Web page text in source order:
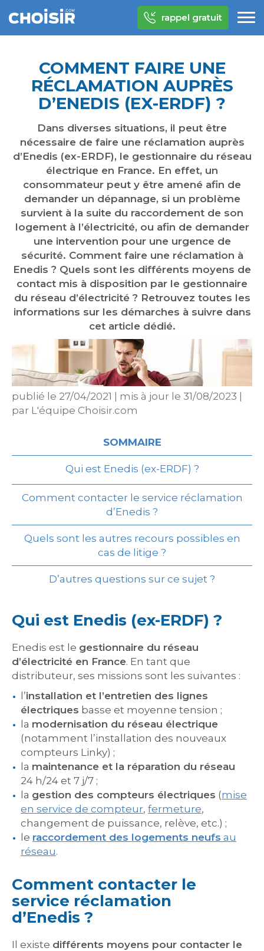
rappel gratuit
COMMENT FAIRE UNE
RÉCLAMATION AUPRÈS
D’ENEDIS (EX-ERDF) ?
Dans diverses situations, il peut être
nécessaire de faire une réclamation auprès
d’Enedis (ex-ERDF), le gestionnaire du réseau
électrique en France. En effet, un
consommateur peut y être amené afin de
demander un dépannage, si un problème
survient à la suite du raccordement de son
logement à l’électricité, ou afin de demander
une intervention pour une urgence de
sécurité. Comment faire une réclamation à
Enedis ? Quels sont les différents moyens de
contact mis à disposition par le gestionnaire
du réseau d’électricité ? Retrouvez toutes les
informations sur les démarches à suivre dans
cet article dédié.
publié le 27/04/2021 mis à jour le 31/08/2023
par L'équipe Choisir.com
SOMMAIRE
Qui est Enedis (ex-ERDF) ?
Comment contacter le service réclamation
d’Enedis ?
Quels sont les autres recours possibles en
cas de litige ?
D’autres questions sur ce sujet ?
Qui est Enedis (ex-ERDF) ?
Enedis est le gestionnaire du réseau
d’électricité en France. En tant que
distributeur, ses missions sont les suivantes :
l’installation et l’entretien des lignes
électriques basse et moyenne tension ;
la modernisation du réseau électrique
(notamment l’installation des nouveaux
compteurs Linky) ;
la maintenance et la réparation du réseau
24 h/24 et 7 j/7 ;
la gestion des compteurs électriques (mise
en service de compteur, fermeture,
changement de puissance, relève, etc.) ;
le raccordement des logements neufs au
réseau.
Comment contacter le
service réclamation
d’Enedis ?
Il existe différents moyens pour contacter le